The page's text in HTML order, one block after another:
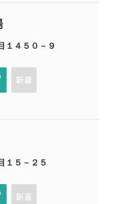
１４５０－９
１５－２５